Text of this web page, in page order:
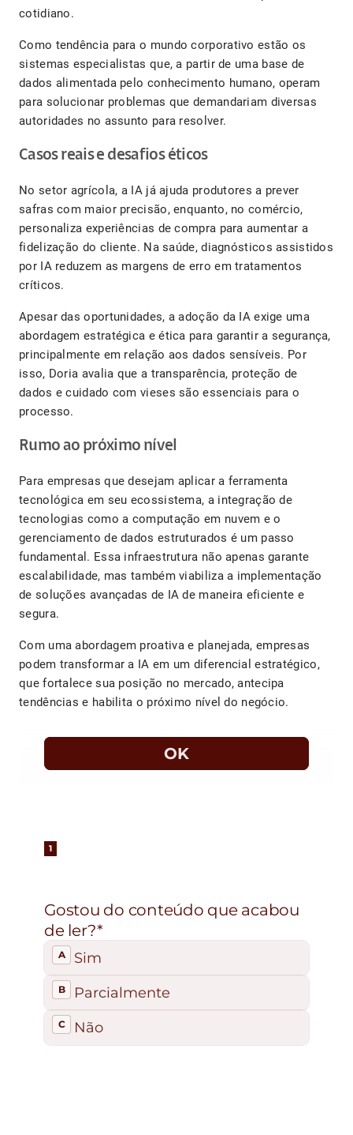
cotidiano.
Como tendência para o mundo corporativo estão os
sistemas especialistas que, a partir de uma base de
dados alimentada pelo conhecimento humano, operam
para solucionar problemas que demandariam diversas
autoridades no assunto para resolver.
Casos reais e desafios éticos
No setor agrícola, a IA já ajuda produtores a prever
safras com maior precisão, enquanto, no comércio,
personaliza experiências de compra para aumentar a
fidelização do cliente. Na saúde, diagnósticos assistidos
por IA reduzem as margens de erro em tratamentos
críticos.
Apesar das oportunidades, a adoção da IA exige uma
abordagem estratégica e ética para garantir a segurança,
principalmente em relação aos dados sensíveis. Por
isso, Doria avalia que a transparência, proteção de
dados e cuidado com vieses são essenciais para o
processo.
Rumo ao próximo nível
Para empresas que desejam aplicar a ferramenta
tecnológica em seu ecossistema, a integração de
tecnologias como a computação em nuvem e o
gerenciamento de dados estruturados é um passo
fundamental. Essa infraestrutura não apenas garante
escalabilidade, mas também viabiliza a implementação
de soluções avançadas de IA de maneira eficiente e
segura.
Com uma abordagem proativa e planejada, empresas
podem transformar a IA em um diferencial estratégico,
que fortalece sua posição no mercado, antecipa
tendências e habilita o próximo nível do negócio.